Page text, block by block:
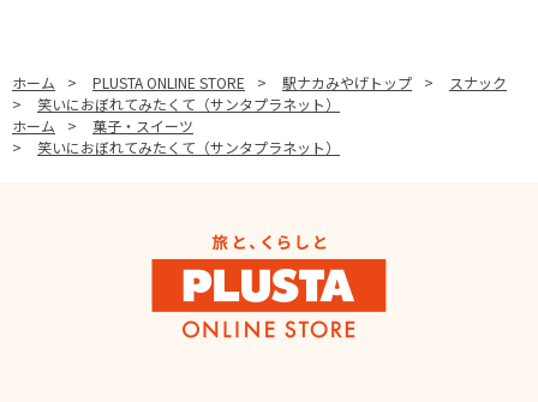
ホーム > PLUSTA ONLINE STORE > 駅ナカみやげトップ >
スナック
>
笑いにおぼれてみたくて（サンタプラネット）
ホーム
>
菓子・スイーツ
>
笑いにおぼれてみたくて（サンタプラネット）